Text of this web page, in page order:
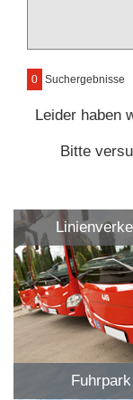
0 Suchergebnisse
Leider haben
Bitte
Fuhrpark